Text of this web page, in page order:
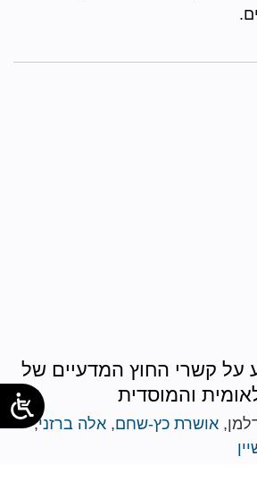
על קשרי החוץ המדעיים של
והמוסדית
אושרת כץ-שחם, אלה ברזני,